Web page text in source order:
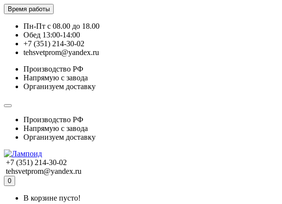
Время работы
Пн-Пт с 08.00 до 18.00
Обед 13:00-14:00
+7 (351) 214-30-02
tehsvetprom@yandex.ru
Производство РФ
Напрямую с завода
Организуем доставку
Производство РФ
Напрямую с завода
Организуем доставку
+7 (351) 214-30-02
tehsvetprom@yandex.ru
0
В корзине пусто!